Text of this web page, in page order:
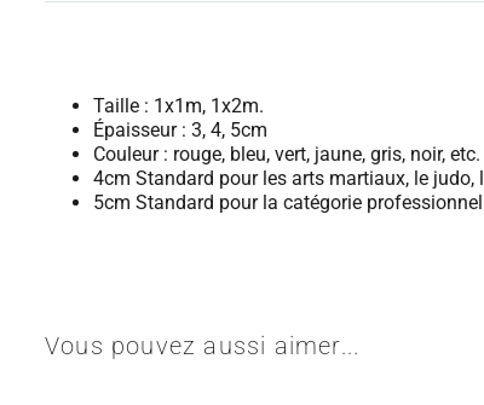
Taille : 1x1m, 1x2m.
Épaisseur : 3, 4, 5cm
Couleur : rouge, bleu, vert, jaune, gris, noir, etc.
4cm Standard pour les arts martiaux, le judo,
5cm Standard pour la catégorie
Vous pouvez aussi aimer...